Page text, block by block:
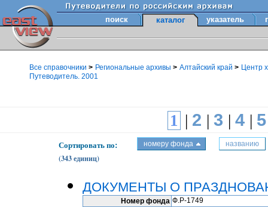
поиск каталог указатель
Все справочники > Региональные архивы > Алтайский край > Центр
Путеводитель. 2001
1 | 2 | 3 | 4 |
Сортировать по: номеру фонда названию
(343 единиц)
ДОКУМЕНТЫ О
Номер фонда Ф.Р-1749